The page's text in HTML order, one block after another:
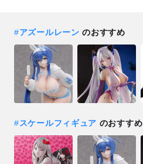
#アズールレーン のおすすめ
#スケールフィギュア のおすすめ